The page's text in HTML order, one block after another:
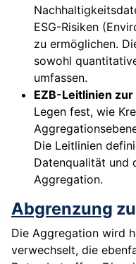
ESG-Risiken
zu ermöglichen.
sowohl
umfassen.
EZB-Leitlinien
Legen fest, wie
Die Leitlinien
Datenqualität und
Aggregation.
Abgrenzung
Die Aggregation wird
verwechselt, die